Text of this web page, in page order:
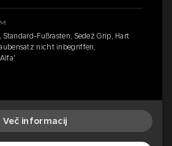
Standard-Fußrasten, Sedež Grip, Hart
nicht inbegriffen,
Več informacij